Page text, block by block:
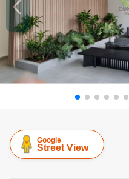
Google
Street View